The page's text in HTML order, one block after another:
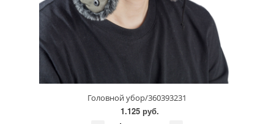
Головной убор/360393231
1.125 руб.